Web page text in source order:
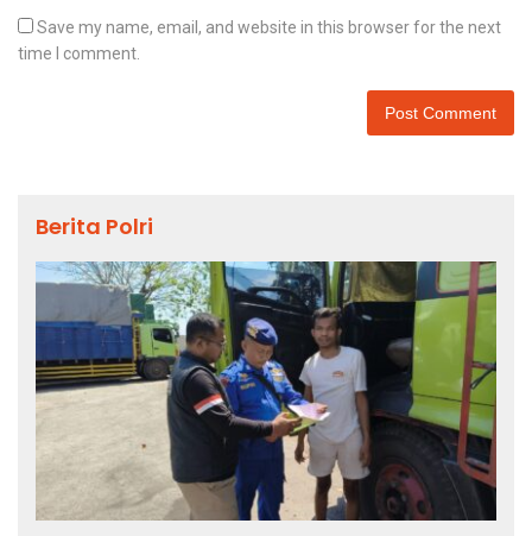
Save my name, email, and website in this browser for the next
time I comment.
Berita Polri